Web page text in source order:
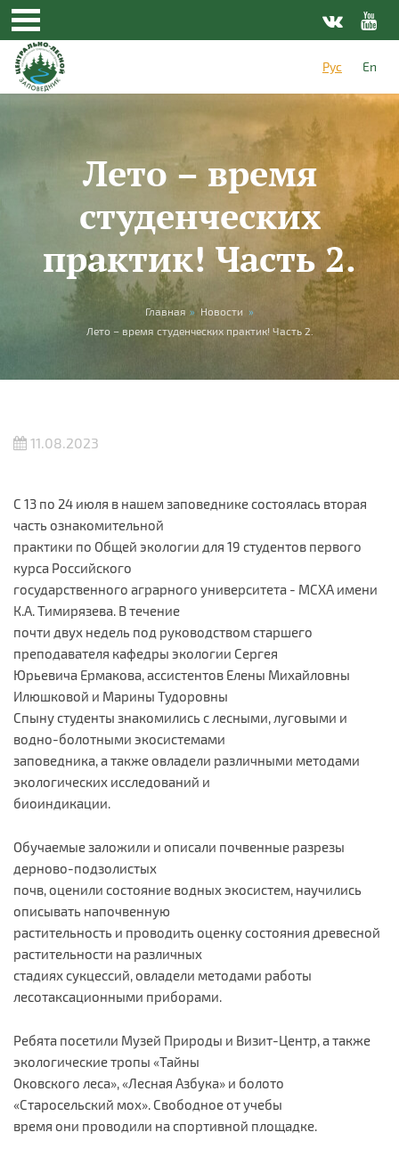
Перейти к основному содержанию
Рус
En
Лето – время
студенческих
практик! Часть 2.
Вы здесь Главная » Новости »
Лето – время студенческих практик! Часть 2.
11.08.2023
С 13 по 24 июля в нашем заповеднике состоялась вторая
часть ознакомительной
практики по Общей экологии для 19 студентов первого
курса Российского
государственного аграрного университета - МСХА имени
К.А. Тимирязева. В течение
почти двух недель под руководством старшего
преподавателя кафедры экологии Сергея
Юрьевича Ермакова, ассистентов Елены Михайловны
Илюшковой и Марины Тудоровны
Спыну студенты знакомились с лесными, луговыми и
водно-болотными экосистемами
заповедника, а также овладели различными методами
экологических исследований и
биоиндикации.
Обучаемые заложили и описали почвенные разрезы
дерново-подзолистых
почв, оценили состояние водных экосистем, научились
описывать напочвенную
растительность и проводить оценку состояния древесной
растительности на различных
стадиях сукцессий, овладели методами работы
лесотаксационными приборами.
Ребята посетили Музей Природы и Визит-Центр, а также
экологические тропы «Тайны
Оковского леса», «Лесная Азбука» и болото
«Старосельский мох». Свободное от учебы
время они проводили на спортивной площадке.